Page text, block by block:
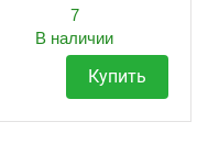
7
В наличии
Купить